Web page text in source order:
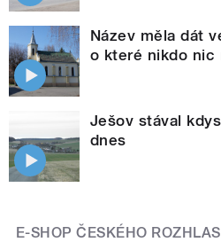
Název měla dát
o které nikdo nic
Ješov stával
dnes
E-SHOP ČESKÉHO